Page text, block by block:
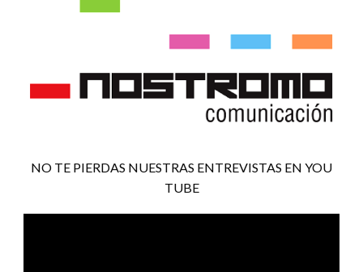
NO TE PIERDAS NUESTRAS ENTREVISTAS EN YOU
TUBE